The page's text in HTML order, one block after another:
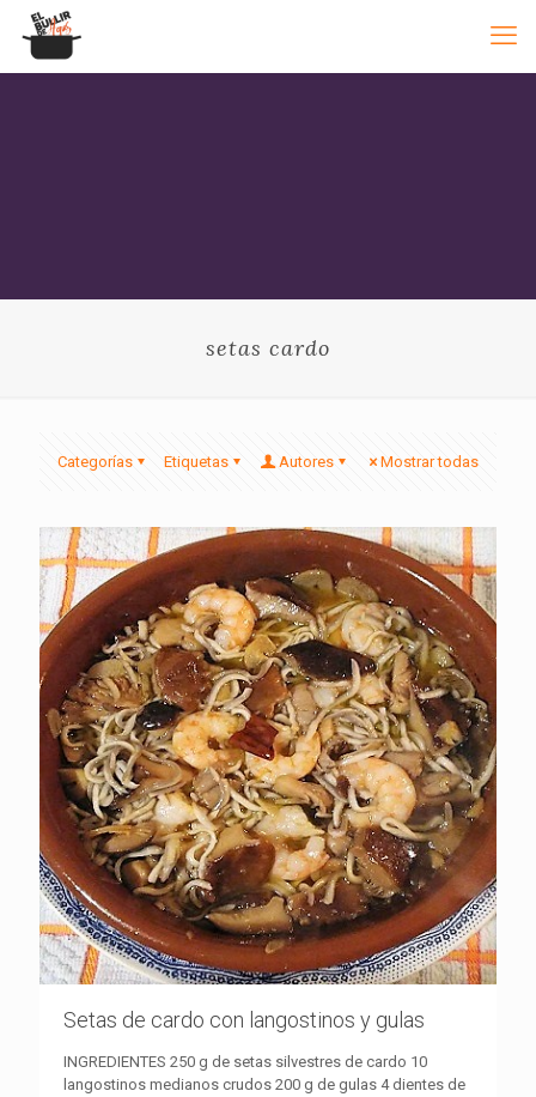
setas cardo
Categorías Etiquetas Autores Mostrar todas
Setas de cardo con langostinos y gulas
INGREDIENTES 250 g de setas silvestres de cardo 10
langostinos medianos crudos 200 g de gulas 4 dientes de